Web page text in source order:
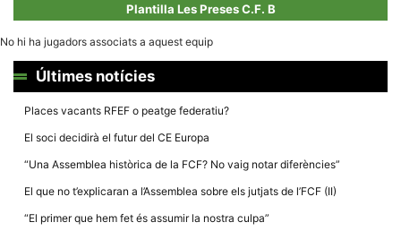
Plantilla Les Preses C.F. B
No hi ha jugadors associats a aquest equip
Últimes notícies
Places vacants RFEF o peatge federatiu?
El soci decidirà el futur del CE Europa
“Una Assemblea històrica de la FCF? No vaig notar diferències”
El que no t’explicaran a l’Assemblea sobre els jutjats de l’FCF (II)
“El primer que hem fet és assumir la nostra culpa”
Estadístiques
estadístiques
d'usuari